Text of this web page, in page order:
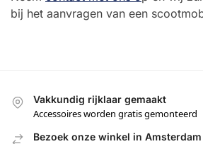
bij het aanvragen van een
Vakkundig rijklaar gemaakt
Accessoires worden gratis gemonteerd
Bezoek onze winkel in Amsterdam